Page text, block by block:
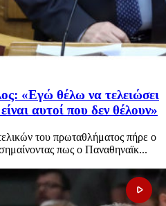
«Εγώ θέλω να τελειώσει
αυτοί που δεν θέλουν»
του πρωταθλήματος πήρε ο
πως ο Παναθηναϊκ...